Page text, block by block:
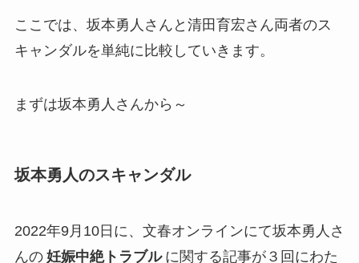
ここでは、坂本勇人さんと清田育宏さん両者のス
キャンダルを単純に比較していきます。
まずは坂本勇人さんから～
坂本勇人のスキャンダル
2022年9月10日に、文春オンラインにて坂本勇人さ
んの 妊娠中絶トラブル に関する記事が３回にわた